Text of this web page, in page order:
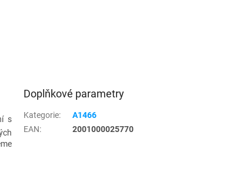
s
Doplňkové parametry
Kategorie:
A1466
EAN: 2001000025770